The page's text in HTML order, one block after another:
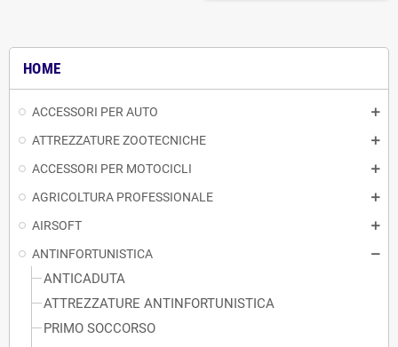
HOME
ACCESSORI PER AUTO
ATTREZZATURE ZOOTECNICHE
ACCESSORI PER MOTOCICLI
AGRICOLTURA PROFESSIONALE
AIRSOFT
ANTINFORTUNISTICA
ANTICADUTA
ATTREZZATURE ANTINFORTUNISTICA
PRIMO SOCCORSO